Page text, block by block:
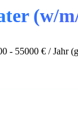
(w/
- 55000 € / Jahr